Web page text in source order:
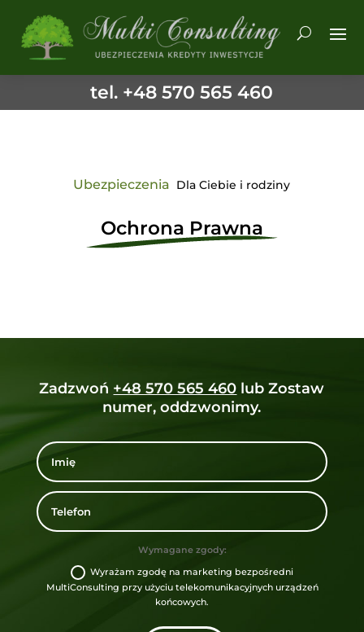
tel. +48 570 565 460
Ubezpieczenia Dla Ciebie i rodziny
Ochrona Prawna
Zadzwoń +48 570 565 460 lub Zostaw
numer, oddzwonimy.
Wymagane zgody:
Wyrażam zgodę na marketing bezpośredni
MultiConsulting przy użyciu telekomunikacyjnych urządzeń
końcowych.